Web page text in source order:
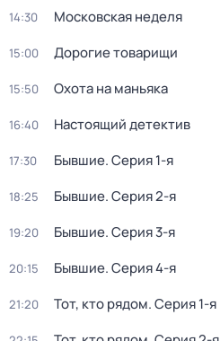
14:30 Московская неделя
15:00 Дорогие товарищи
15:50 Охота на маньяка
16:40 Настоящий детектив
17:30 Бывшие. Серия 1-я
18:25 Бывшие. Серия 2-я
19:20 Бывшие. Серия 3-я
20:15 Бывшие. Серия 4-я
21:20 Тот, кто рядом. Серия 1-я